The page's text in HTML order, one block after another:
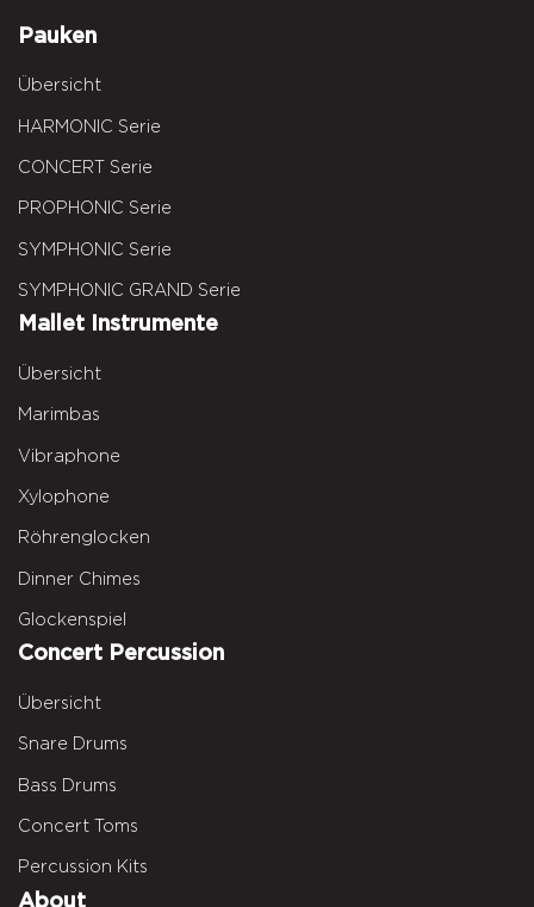
Pauken
Übersicht
HARMONIC Serie
CONCERT Serie
PROPHONIC Serie
SYMPHONIC Serie
SYMPHONIC GRAND Serie
Mallet Instrumente
Übersicht
Marimbas
Vibraphone
Xylophone
Röhrenglocken
Dinner Chimes
Glockenspiel
Concert Percussion
Übersicht
Snare Drums
Bass Drums
Concert Toms
Percussion Kits
About